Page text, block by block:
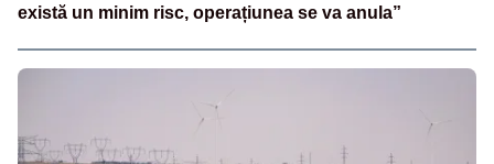
există un minim risc, operațiunea se va anula”